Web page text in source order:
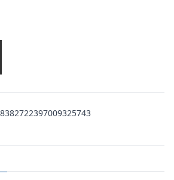
8382722397009325743